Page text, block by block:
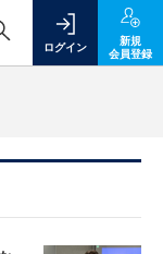
ログイン
新規
会員登録